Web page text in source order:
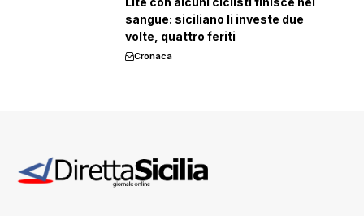
sangue: siciliano li investe due
volte, quattro feriti
Cronaca